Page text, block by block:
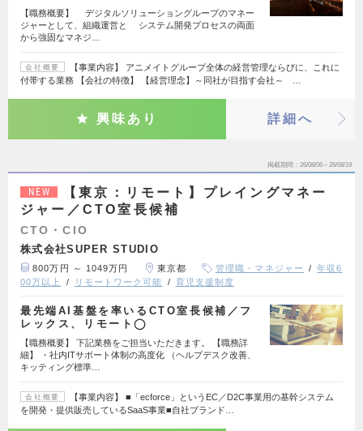
【職務概要】 デジタルソリューショングループのマネー
ジャーとして、組織運営と システム開発プロセスの両面
から強固なマネジ…
会社概要
【事業内容】 アニメイトグループ全体の経営管理ならびに、これに
付帯する業務 【会社の特徴】 【経営理念】～同社が目指す会社～ …
興味あり 詳細へ
掲載期間 26/08/06～26/08/19
NEW
【東京：リモート】プレイングマネー
ジャー／CTO室長候補
CTO・CIO
株式会社SUPER STUDIO
800万円 ～ 1049万円 東京都 管理職・マネジャー
年収6
00万以上
リモートワーク可能 育児支援制度
最先端AI基盤を率いるCTO室長候補／フ
レックス、リモート◯
【職務概要】 下記業務をご担当いただきます。 【職務詳
細】 ・社内ITサポート体制の高度化 （ヘルプデスク改善、
キッティング標準…
会社概要
【事業内容】 ■「ecforce」というEC／D2C事業用の基幹システム
を開発・提供販売しているSaaS事業■自社ブランド…